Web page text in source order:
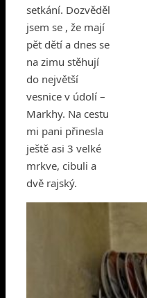
setkání. Dozvěděl
jsem se , že mají
pět dětí a dnes se
na zimu stěhují
do největší
vesnice v údolí –
Markhy. Na cestu
mi pani přinesla
ještě asi 3 velké
mrkve, cibuli a
dvě rajský.